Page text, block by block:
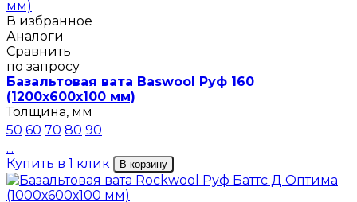
В избранное
Аналоги
Сравнить
по запросу
Базальтовая вата Baswool Руф 160
(1200х600х100 мм)
Толщина, мм
50 60 70 80 90
...
Купить в 1 клик
В корзину